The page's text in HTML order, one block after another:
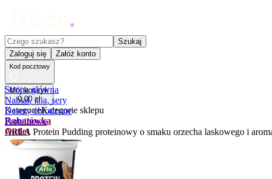
Czego szukasz?
Szukaj
Zaloguj się
Załóż konto
Kod pocztowy
Mój koszyk
0,00 zł
KategorieKategorie sklepu
Rabatówka
Outlet
Promocje
Nowości
Kupony
Dla Biura
Strona główna
Nabiał, jaja, sery
Desery chłodzone
Proteinowe
ARLA Protein Pudding proteinowy o smaku orzecha laskowego i